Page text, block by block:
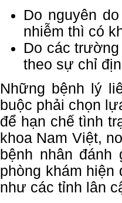
Do nguyên
nhiễm thì có
Do các
theo sự chỉ
Những bệnh lý
buộc phải chọn
để hạn chế tình
khoa Nam Việt,
bệnh nhân
phòng khám
như các tỉnh lân